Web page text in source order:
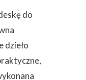
do
dzieło